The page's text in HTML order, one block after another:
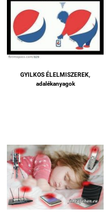
GYILKOS ÉLELMISZEREK,
adalékanyagok